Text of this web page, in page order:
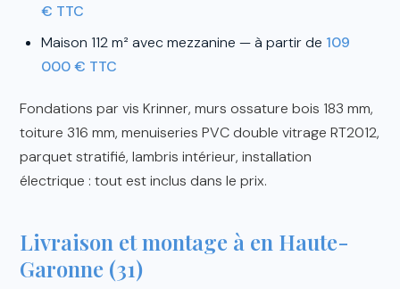
€ TTC
Maison 112 m² avec mezzanine — à partir de 109
000 € TTC
Fondations par vis Krinner, murs ossature bois 183 mm,
toiture 316 mm, menuiseries PVC double vitrage RT2012,
parquet stratifié, lambris intérieur, installation
électrique : tout est inclus dans le prix.
Livraison et montage à en Haute-
Garonne (31)